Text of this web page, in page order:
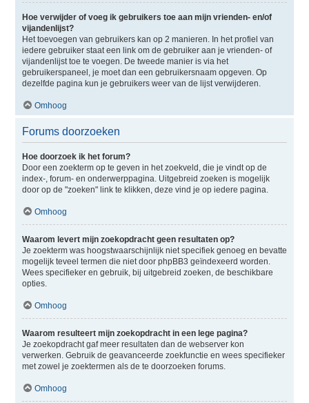
Hoe verwijder of voeg ik gebruikers toe aan mijn vrienden- en/of
vijandenlijst?
Het toevoegen van gebruikers kan op 2 manieren. In het profiel van
iedere gebruiker staat een link om de gebruiker aan je vrienden- of
vijandenlijst toe te voegen. De tweede manier is via het
gebruikerspaneel, je moet dan een gebruikersnaam opgeven. Op
dezelfde pagina kun je gebruikers weer van de lijst verwijderen.
Omhoog
Forums doorzoeken
Hoe doorzoek ik het forum?
Door een zoekterm op te geven in het zoekveld, die je vindt op de
index-, forum- en onderwerppagina. Uitgebreid zoeken is mogelijk
door op de "zoeken" link te klikken, deze vind je op iedere pagina.
Omhoog
Waarom levert mijn zoekopdracht geen resultaten op?
Je zoekterm was hoogstwaarschijnlijk niet specifiek genoeg en bevatte
mogelijk teveel termen die niet door phpBB3 geïndexeerd worden.
Wees specifieker en gebruik, bij uitgebreid zoeken, de beschikbare
opties.
Omhoog
Waarom resulteert mijn zoekopdracht in een lege pagina?
Je zoekopdracht gaf meer resultaten dan de webserver kon
verwerken. Gebruik de geavanceerde zoekfunctie en wees specifieker
met zowel je zoektermen als de te doorzoeken forums.
Omhoog